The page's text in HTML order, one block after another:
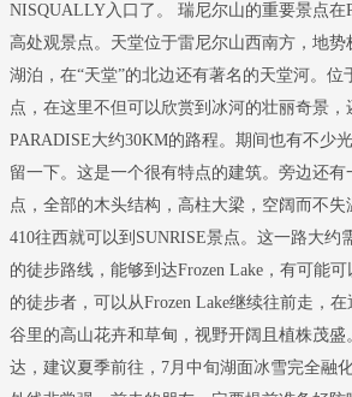
NISQUALLY入口了。 瑞尼尔山的重要景点在
高处观景点。天堂位于雷尼尔山西南方，地
湖泊，在“天堂”的北边还有著名的天堂河。
点，在这里不但可以欣赏到冰河的壮丽奇景
PARADISE大约30KM的路程。期间也有不少
留一下。这是一个很有特点的建筑。旁边还
点，全部的木头结构，高柱大梁，空阔而不
410往西就可以到SUNRISE景点。这一路大约
的徒步路线，能够到达Frozen Lake，有可能
的徒步者，可以从Frozen Lake继续往前走，
谷里的高山花卉和草甸，视野开阔且植株茂
达，建议夏季前往，7月中旬湖面冰雪完全融